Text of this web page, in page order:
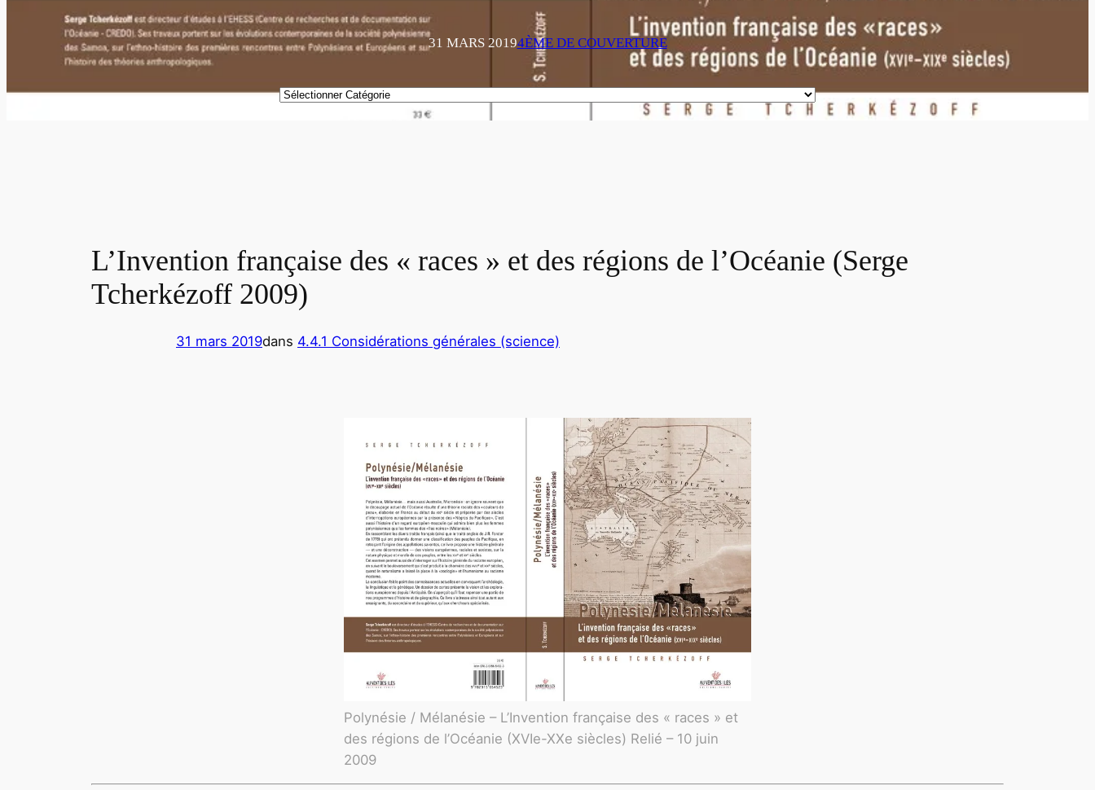
31 MARS 20194ÈME DE COUVERTURE
Catégories
L’Invention française des « races » et des régions de l’Océanie (Serge
Tcherkézoff 2009)
31 mars 2019dans 4.4.1 Considérations générales (science)
Polynésie / Mélanésie – L’Invention française des « races » et
des régions de l’Océanie (XVIe-XXe siècles) Relié – 10 juin
2009